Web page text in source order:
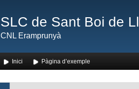
SLC de Sant Boi de
CNL Eramprunyà
Inici Pàgina d’exemple